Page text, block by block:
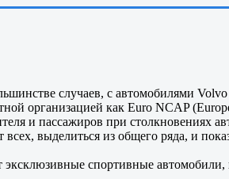
случаев, с автомобилями
организацией как Euro NCAP
и пассажиров при столкновениях
выделиться из общего ряда, и
спортивные автомобили,